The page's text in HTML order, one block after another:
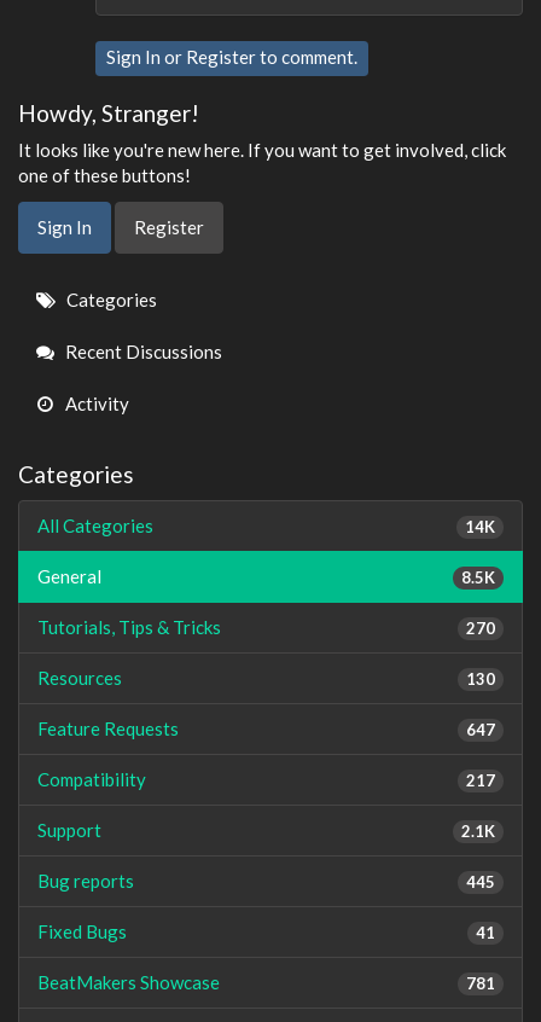
Sign In or Registerto comment.
Howdy, Stranger!
It looks like you're new here. If you want to get involved, click
one of these buttons!
Sign In Register
Quick
Links
Categories
Recent Discussions
Activity
Categories
14K
All Categories
8.5K
General
270
Tutorials, Tips & Tricks
130
Resources
647
Feature Requests
217
Compatibility
2.1K
Support
445
Bug reports
41
Fixed Bugs
781
BeatMakers Showcase